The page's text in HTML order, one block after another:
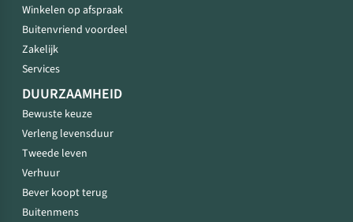
Winkelen op afspraak
Buitenvriend voordeel
Zakelijk
Services
DUURZAAMHEID
Bewuste keuze
Verleng levensduur
Tweede leven
Verhuur
Bever koopt terug
Buitenmens